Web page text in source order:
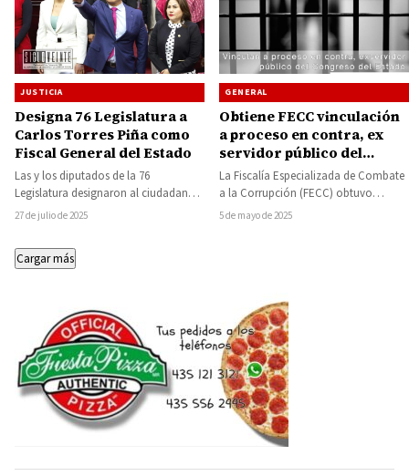
JUSTICIA
Designa 76 Legislatura a
Carlos Torres Piña como
Fiscal General del Estado
Las y los diputados de la 76
Legislatura designaron al ciudadano
Carlos Torres Piña como titular de
27 de julio de 2025
GENERAL
Obtiene FECC vinculación
a proceso en contra, ex
servidor público del
Congreso del Estado,
presunto responsable de
fraude y uso ilícito de
atribuciones y facultades
La Fiscalía Especializada de Combate
a la Corrupción (FECC) obtuvo
vinculación a proceso en contra de
5 de mayo de 2025
Cargar más